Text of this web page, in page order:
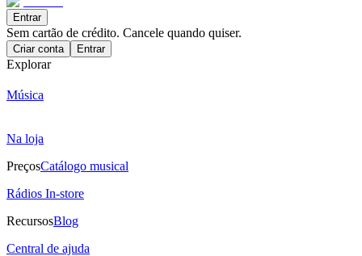
Entrar
Sem cartão de crédito. Cancele quando quiser.
Criar conta Entrar
Explorar
Música
Na loja
PreçosCatálogo musical
Rádios In-store
RecursosBlog
Central de ajuda